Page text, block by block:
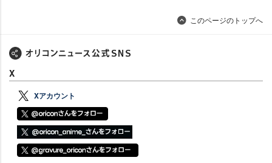
このページのトップへ
X
Xアカウント